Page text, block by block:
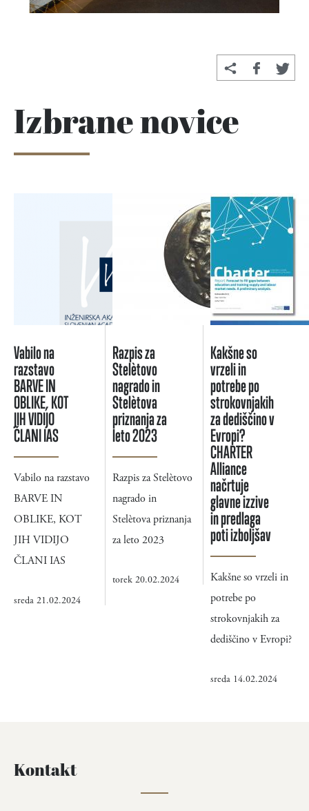
Izbrane novice
Vabilo na
razstavo
BARVE IN
OBLIKE, KOT
JIH VIDIJO
ČLANI IAS
Vabilo na razstavo
BARVE IN
OBLIKE, KOT
JIH VIDIJO
ČLANI IAS
sreda 21.02.2024
Razpis za
Stelètovo
nagrado in
Stelètova
priznanja za
leto 2023
Razpis za Stelètovo
nagrado in
Stelètova priznanja
za leto 2023
torek 20.02.2024
Kakšne so
vrzeli in
potrebe po
strokovnjakih
za dediščino v
Evropi?
CHARTER
Alliance
načrtuje
glavne izzive
in predlaga
poti izboljšav
Kakšne so vrzeli in
potrebe po
strokovnjakih za
dediščino v Evropi?
sreda 14.02.2024
Kontakt